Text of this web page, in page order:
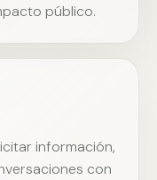
público.
información,
con